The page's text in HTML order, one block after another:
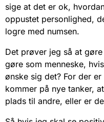
sige at det er ok,
oppustet personlighed,
logre med numsen.
Det prøver jeg så at
gøre som menneske,
ønske sig det? For der
kommer på nye tanker,
plads til andre, eller er